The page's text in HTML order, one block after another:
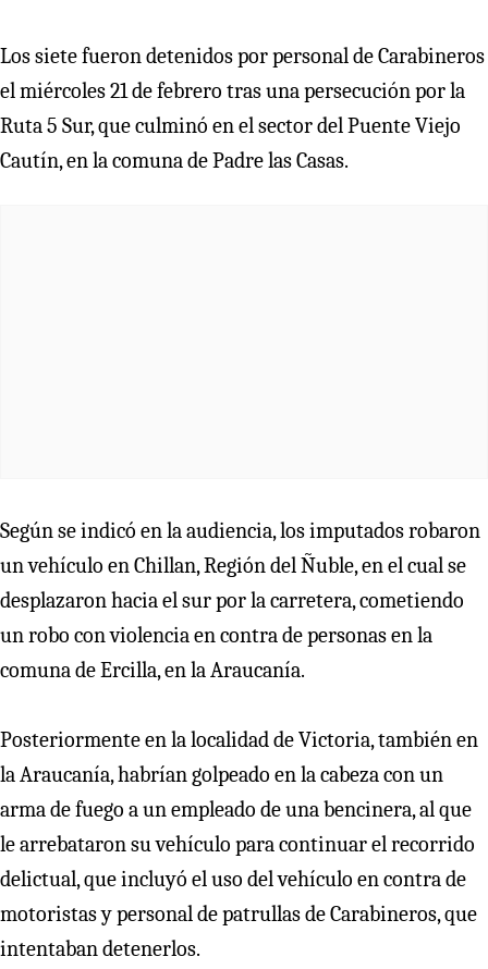
Los siete fueron detenidos por personal de Carabineros
el miércoles 21 de febrero tras una persecución por la
Ruta 5 Sur, que culminó en el sector del Puente Viejo
Cautín, en la comuna de Padre las Casas.
Según se indicó en la audiencia, los imputados robaron
un vehículo en Chillan, Región del Ñuble, en el cual se
desplazaron hacia el sur por la carretera, cometiendo
un robo con violencia en contra de personas en la
comuna de Ercilla, en la Araucanía.
Posteriormente en la localidad de Victoria, también en
la Araucanía, habrían golpeado en la cabeza con un
arma de fuego a un empleado de una bencinera, al que
le arrebataron su vehículo para continuar el recorrido
delictual, que incluyó el uso del vehículo en contra de
motoristas y personal de patrullas de Carabineros, que
intentaban detenerlos.